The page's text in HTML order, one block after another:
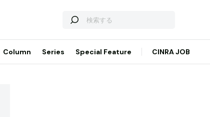
Column Series Special Feature CINRA JOB